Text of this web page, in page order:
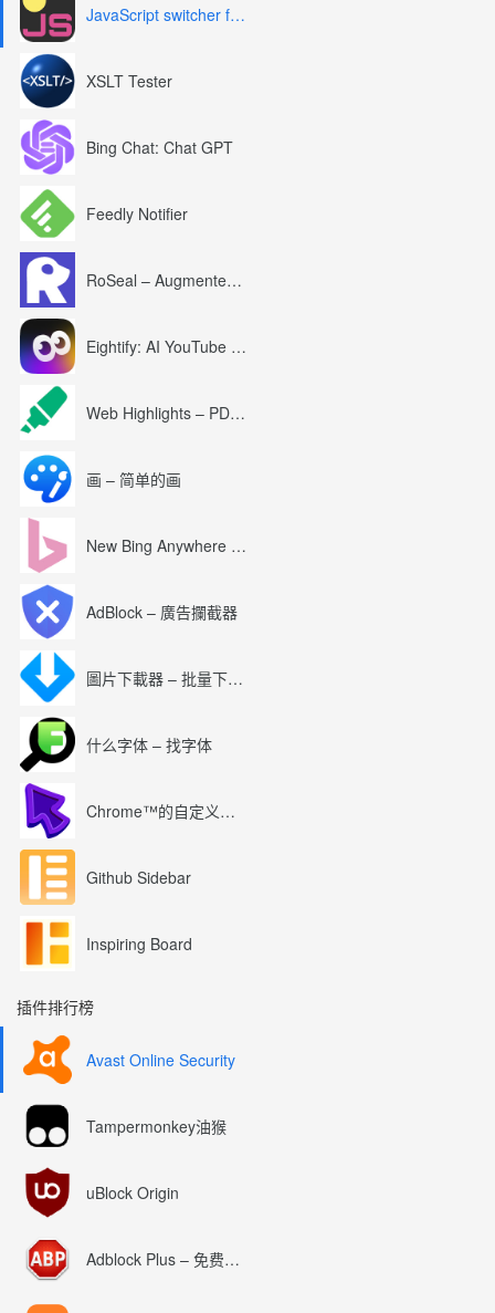
JavaScript switcher for SEO and development
XSLT Tester
Bing Chat: Chat GPT
Feedly Notifier
RoSeal – Augmented Roblox Experience
Eightify: AI YouTube Summary with ChatGPT
Web Highlights – PDF & Web Highlighter
画 – 简单的画
New Bing Anywhere (Bing Chat GPT-4)
AdBlock – 廣告攔截器
圖片下載器 – 批量下載圖片
什么字体 – 找字体
Chrome™的自定义光标
Github Sidebar
Inspiring Board
插件排行榜
Avast Online Security
Tampermonkey油猴
uBlock Origin
Adblock Plus – 免费的广告拦截器